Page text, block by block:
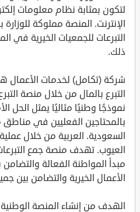
لتكون بمثابة نظام معلومات
الإنترنت. المنصة مملوكة
التبرعات للجمعيات الخيرية في
ذلك.
شركة (تكامل) لخدمات
التبرع بالمال من خلال منصة
نموذجًا وطنيًا مثاليًا يمثل الحل
بالمحتاجين الفعليين في مناطق
السعودية. العربية من خلال
العيوب. تهدف منصة جمع
مبدأ المواطنة الفعالة
الأعمال الخيرية والتضامن بين
الهدف من إنشاء المنصة الوطنية